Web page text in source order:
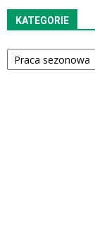
KATEGORIE
Kategorie